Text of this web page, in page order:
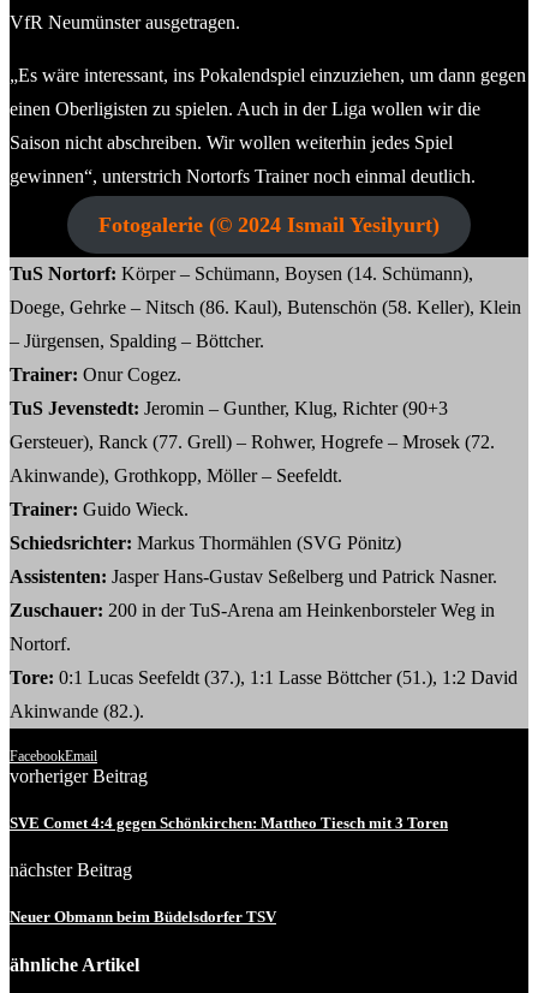
VfR Neumünster ausgetragen.
„Es wäre interessant, ins Pokalendspiel einzuziehen, um dann gegen
einen Oberligisten zu spielen. Auch in der Liga wollen wir die
Saison nicht abschreiben. Wir wollen weiterhin jedes Spiel
gewinnen“, unterstrich Nortorfs Trainer noch einmal deutlich.
Fotogalerie (© 2024 Ismail Yesilyurt)
TuS Nortorf: Körper – Schümann, Boysen (14. Schümann),
Doege, Gehrke – Nitsch (86. Kaul), Butenschön (58. Keller), Klein
– Jürgensen, Spalding – Böttcher.
Trainer: Onur Cogez.
TuS Jevenstedt: Jeromin – Gunther, Klug, Richter (90+3
Gersteuer), Ranck (77. Grell) – Rohwer, Hogrefe – Mrosek (72.
Akinwande), Grothkopp, Möller – Seefeldt.
Trainer: Guido Wieck.
Schiedsrichter: Markus Thormählen (SVG Pönitz)
Assistenten: Jasper Hans-Gustav Seßelberg und Patrick Nasner.
Zuschauer: 200 in der TuS-Arena am Heinkenborsteler Weg in
Nortorf.
Tore: 0:1 Lucas Seefeldt (37.), 1:1 Lasse Böttcher (51.), 1:2 David
Akinwande (82.).
FacebookEmail
vorheriger Beitrag
SVE Comet 4:4 gegen Schönkirchen: Mattheo Tiesch mit 3 Toren
nächster Beitrag
Neuer Obmann beim Büdelsdorfer TSV
ähnliche Artikel